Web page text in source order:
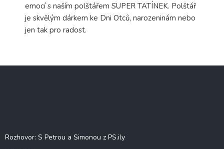
emocí s naším polštářem SUPER TATÍNEK. Polštář
je skvělým dárkem ke Dni Otců, narozeninám nebo
jen tak pro radost.
Rozhovor: S Petrou a Simonou z PS.ily